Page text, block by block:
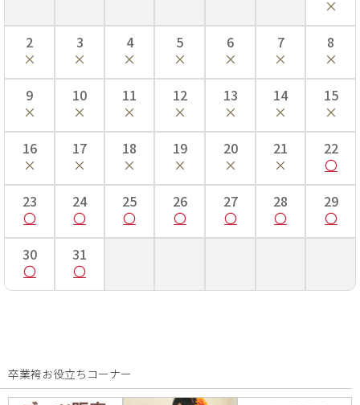
2 3 4 5 6 7 8
9 10 11 12 13 14 15
16 17 18 19 20 21 22
23 24 25 26 27 28 29
30 31
卒業袴お役立ちコーナー